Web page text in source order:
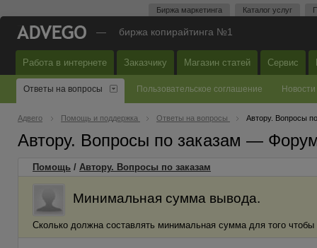
Биржа маркетинга Каталог услуг
— биржа копирайтинга №1
Работа в интернете Заказчику Магазин статей Сервис
Ответы на вопросы Пользовательское соглашение Новости
Адвего Помощь и поддержка Ответы на вопросы Автору. Вопросы
Автору. Вопросы по заказам —
Помощь / Автору. Вопросы по заказам
Минимальная сумма вывода.
Сколько должна составлять минимальная сумма для того